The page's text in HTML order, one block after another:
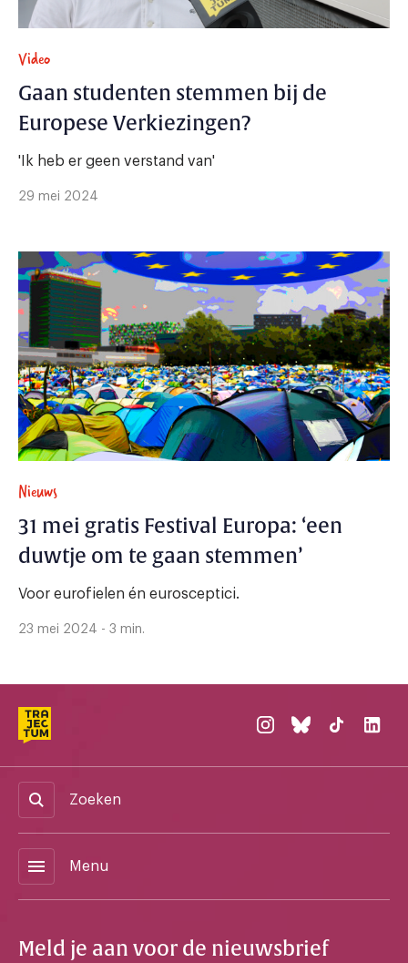
Video
Gaan studenten stemmen bij de
Europese Verkiezingen?
'Ik heb er geen verstand van'
29 mei 2024
Nieuws
31 mei gratis Festival Europa: ‘een
duwtje om te gaan stemmen’
Voor eurofielen én eurosceptici.
23 mei 2024 - 3 min.
Zoeken
menu Menu
Meld je aan voor de nieuwsbrief